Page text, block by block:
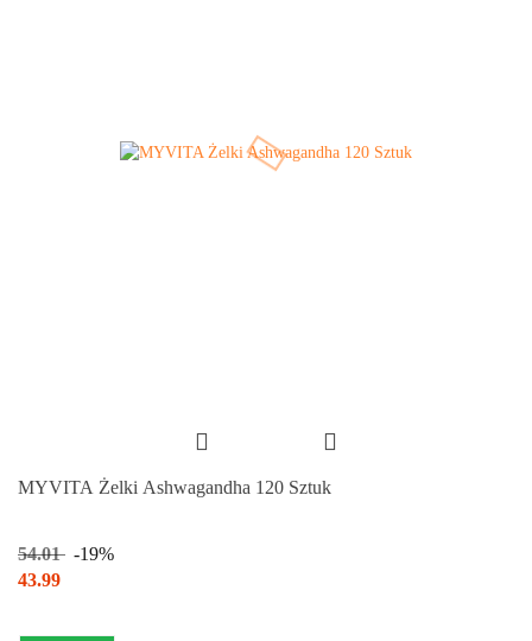
MYVITA Żelki Ashwagandha 120 Sztuk
54.01
-19%
43.99